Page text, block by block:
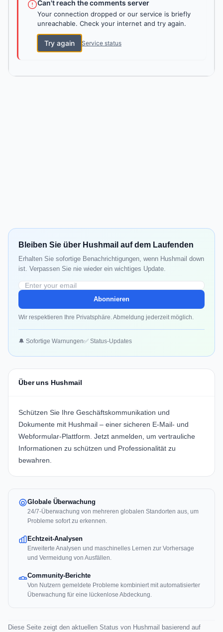
Can't reach the comments server
Your connection dropped or our service is briefly
unreachable. Check your internet and try again.
Try again Service status
Bleiben Sie über Hushmail auf dem Laufenden
Erhalten Sie sofortige Benachrichtigungen, wenn Hushmail down
ist. Verpassen Sie nie wieder ein wichtiges Update.
Abonnieren
Wir respektieren Ihre Privatsphäre. Abmeldung jederzeit möglich.
🔔 Sofortige Warnungen✅ Status-Updates
Über uns Hushmail
Schützen Sie Ihre Geschäftskommunikation und
Dokumente mit Hushmail – einer sicheren E-Mail- und
Webformular-Plattform. Jetzt anmelden, um vertrauliche
Informationen zu schützen und Professionalität zu
bewahren.
Globale Überwachung
24/7-Überwachung von mehreren globalen Standorten aus, um
Probleme sofort zu erkennen.
Echtzeit-Analysen
Erweiterte Analysen und maschinelles Lernen zur Vorhersage
und Vermeidung von Ausfällen.
Community-Berichte
Von Nutzern gemeldete Probleme kombiniert mit automatisierter
Überwachung für eine lückenlose Abdeckung.
Diese Seite zeigt den aktuellen Status von Hushmail basierend auf